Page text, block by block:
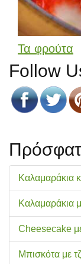
Τα φρούτα
Follow
Καλαμαράκια
Καλαμαράκια
Cheesecake
Μπισκότα με